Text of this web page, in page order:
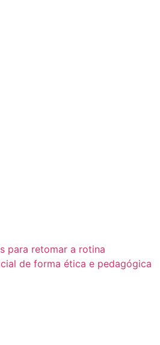
para retomar a rotina
de forma ética e pedagógica